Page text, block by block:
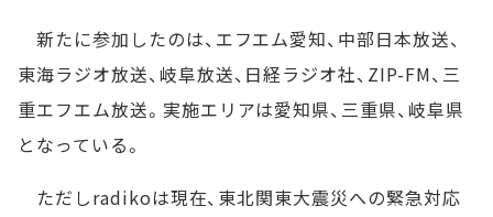
新たに参加したのは、エフエム愛知、中部日本放送、
東海ラジオ放送、岐阜放送、日経ラジオ社、ZIP-FM、三
重エフエム放送。実施エリアは愛知県、三重県、岐阜県
となっている。
ただしradikoは現在、東北関東大震災への緊急対応